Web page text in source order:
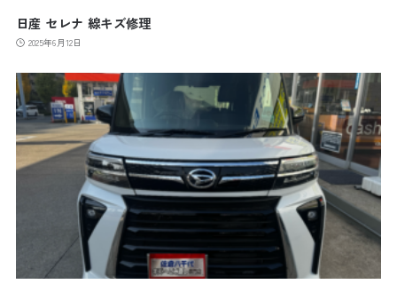
日産 セレナ 線キズ修理
2025年6月12日